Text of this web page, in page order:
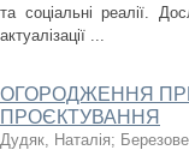
та соціальні реалії.
актуалізації ...
ОГОРОДЖЕННЯ
ПРОЄКТУВАННЯ
Дудяк, Наталія;